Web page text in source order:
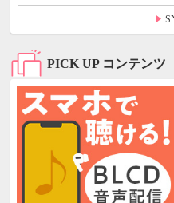
PICK UP コンテンツ